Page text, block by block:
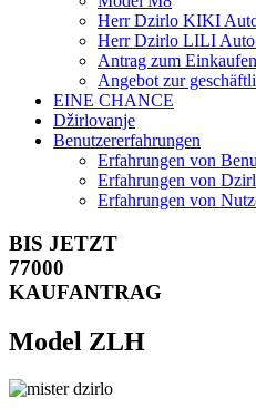
Herr Dzirlo KIKI
Herr Dzirlo LILI Auto
Antrag zum Einkaufen
Angebot zur
EINE CHANCE
Džirlovanje
Benutzererfahrungen
Erfahrungen von
Erfahrungen von
Erfahrungen von
BIS JETZT
77000
KAUFANTRAG
Model ZLH